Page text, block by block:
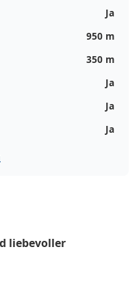
Ja
950 m
350 m
Ja
Ja
Ja
liebevoller